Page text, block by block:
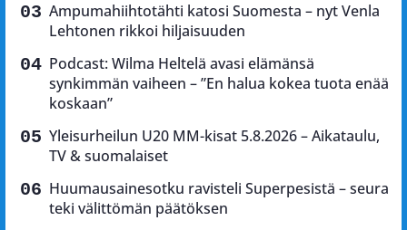
Ampumahiihtotähti katosi Suomesta – nyt Venla
Lehtonen rikkoi hiljaisuuden
Podcast: Wilma Heltelä avasi elämänsä
synkimmän vaiheen – ”En halua kokea tuota enää
koskaan”
Yleisurheilun U20 MM-kisat 5.8.2026 – Aikataulu,
TV & suomalaiset
Huumausainesotku ravisteli Superpesistä – seura
teki välittömän päätöksen